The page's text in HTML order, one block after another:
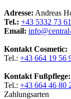
Adresse: Andreas
Tel.: +43 5332 73
Email:
Kontakt Cosmetic:
Tel.: +43 664 19 56
Kontakt Fußpflege:
Tel.: +43 664 46 80
Zahlungsarten